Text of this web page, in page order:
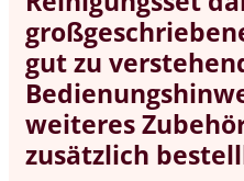
gut zu
weiteres
zusätzlich